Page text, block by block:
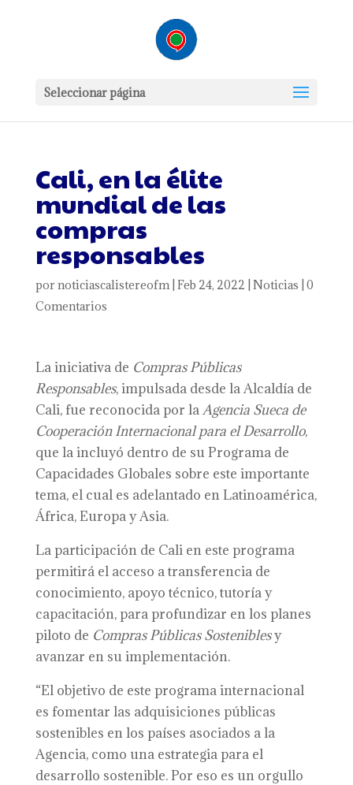
Seleccionar página
Cali, en la élite
mundial de las
compras
responsables
por noticiascalistereofm| Feb 24, 2022 Noticias 0
Comentarios
La iniciativa de Compras Públicas
Responsables, impulsada desde la Alcaldía de
Cali, fue reconocida por laAgencia Sueca de
Cooperación Internacional para el Desarrollo,
que la incluyó dentro de su Programa de
Capacidades Globales sobre este importante
tema, el cual es adelantado en Latinoamérica,
África, Europa y Asia.
La participación de Cali en este programa
permitirá el acceso a transferencia de
conocimiento, apoyo técnico, tutoría y
capacitación, para profundizar en los planes
piloto de Compras Públicas Sosteniblesy
avanzar en su implementación.
“El objetivo de este programa internacional
es fomentar las adquisiciones públicas
sostenibles en los países asociados a la
Agencia, como una estrategia para el
desarrollo sostenible. Por eso es un orgullo